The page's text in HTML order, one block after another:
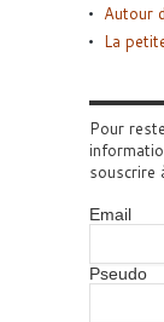
Autour
La
Pour
souscrire
Email
Pseudo